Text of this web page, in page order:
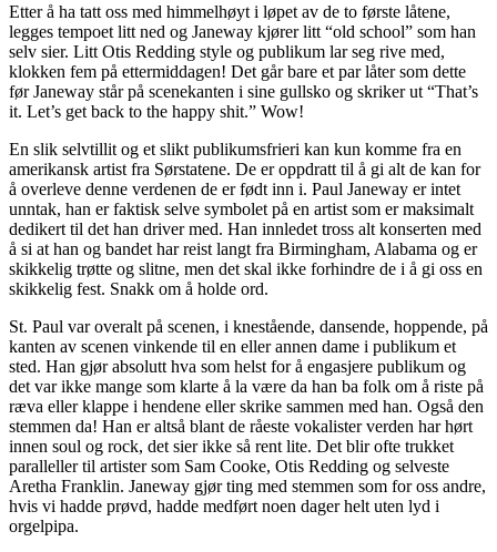
Etter å ha tatt oss med himmelhøyt i løpet av de to første låtene,
legges tempoet litt ned og Janeway kjører litt “old school” som han
selv sier. Litt Otis Redding style og publikum lar seg rive med,
klokken fem på ettermiddagen! Det går bare et par låter som dette
før Janeway står på scenekanten i sine gullsko og skriker ut “That’s
it. Let’s get back to the happy shit.” Wow!
En slik selvtillit og et slikt publikumsfrieri kan kun komme fra en
amerikansk artist fra Sørstatene. De er oppdratt til å gi alt de kan for
å overleve denne verdenen de er født inn i. Paul Janeway er intet
unntak, han er faktisk selve symbolet på en artist som er maksimalt
dedikert til det han driver med. Han innledet tross alt konserten med
å si at han og bandet har reist langt fra Birmingham, Alabama og er
skikkelig trøtte og slitne, men det skal ikke forhindre de i å gi oss en
skikkelig fest. Snakk om å holde ord.
St. Paul var overalt på scenen, i knestående, dansende, hoppende, på
kanten av scenen vinkende til en eller annen dame i publikum et
sted. Han gjør absolutt hva som helst for å engasjere publikum og
det var ikke mange som klarte å la være da han ba folk om å riste på
ræva eller klappe i hendene eller skrike sammen med han. Også den
stemmen da! Han er altså blant de råeste vokalister verden har hørt
innen soul og rock, det sier ikke så rent lite. Det blir ofte trukket
paralleller til artister som Sam Cooke, Otis Redding og selveste
Aretha Franklin. Janeway gjør ting med stemmen som for oss andre,
hvis vi hadde prøvd, hadde medført noen dager helt uten lyd i
orgelpipa.